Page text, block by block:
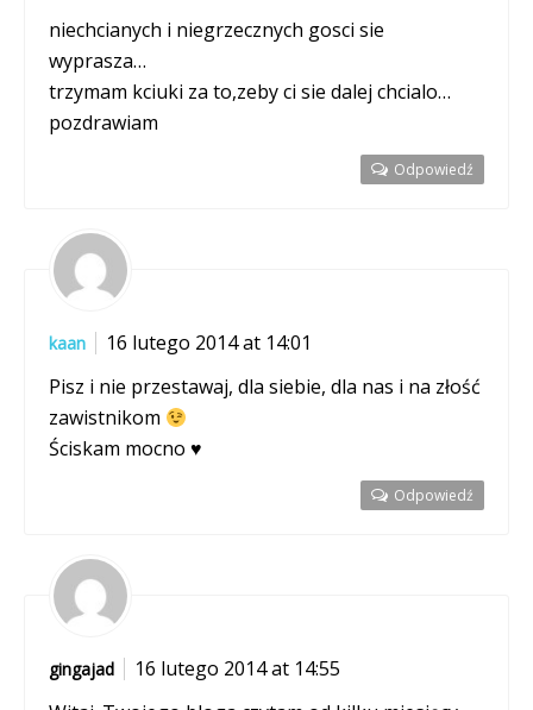
niechcianych i niegrzecznych gosci sie
wyprasza…
trzymam kciuki za to,zeby ci sie dalej chcialo…
pozdrawiam
Odpowiedź
kaan
16 lutego 2014 at 14:01
Pisz i nie przestawaj, dla siebie, dla nas i na złość
zawistnikom
Ściskam mocno ♥
Odpowiedź
gingajad
16 lutego 2014 at 14:55